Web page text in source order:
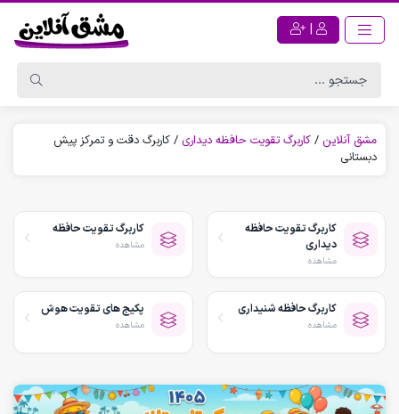
|
مشق آنلاین / کاربرگ تقویت حافظه دیداری / کاربرگ دقت و تمرکز پیش
دبستانی
کاربرگ تقویت حافظه
دیداری
مشاهده
کاربرگ تقویت حافظه
مشاهده
کاربرگ حافظه شنیداری
مشاهده
پکیج های تقویت هوش
مشاهده